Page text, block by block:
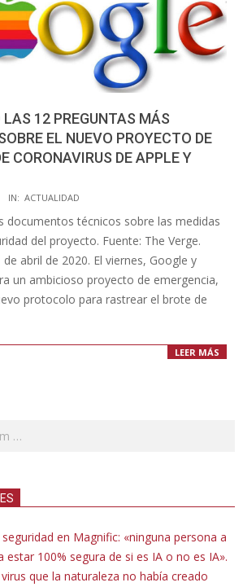
LAS 12 PREGUNTAS MÁS
EL NUEVO PROYECTO DE
CORONAVIRUS DE APPLE Y
IN: ACTUALIDAD
documentos técnicos sobre las medidas
del proyecto. Fuente: The Verge.
abril de 2020. El viernes, Google y
un ambicioso proyecto de emergencia,
protocolo para rastrear el brote de
LEER MÁS
en Magnific: «ninguna persona a
estar 100% segura de si es IA o no es IA».
que la naturaleza no había creado